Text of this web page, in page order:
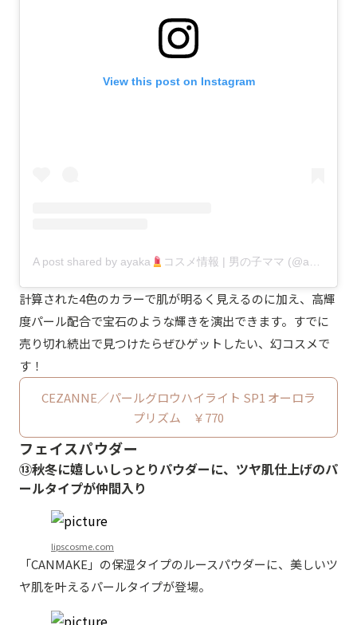
View this post on Instagram
A post shared by ayaka コスメ情報 | 男の子ママ (@ayaka0119v)
計算された4色のカラーで肌が明るく見えるのに加え、高輝
度パール配合で宝石のような輝きを演出できます。すでに
売り切れ続出で見つけたらぜひゲットしたい、幻コスメで
す！
CEZANNE／パールグロウハイライト SP1 オーロラ
プリズム ￥770
フェイスパウダー
⑬秋冬に嬉しいしっとりパウダーに、ツヤ肌仕上げのパ
ールタイプが仲間入り
lipscosme.com
「CANMAKE」の保湿タイプのルースパウダーに、美しいツ
ヤ肌を叶えるパールタイプが登場。